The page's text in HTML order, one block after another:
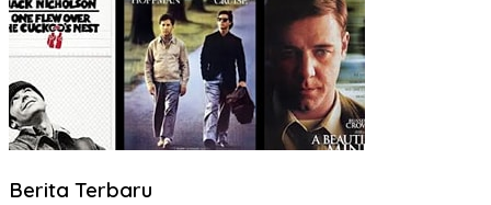
Berita Terbaru